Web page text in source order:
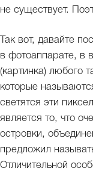
не существует.
Так вот, давайте
в фотоаппарате, в
(картинка) любого
которые
светятся эти
является то, что
островки,
предложил
Отличительной